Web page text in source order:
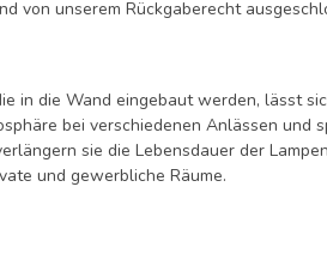
von unserem Rückgaberecht
in die Wand eingebaut werden, lässt
bei verschiedenen Anlässen und
sie die Lebensdauer der
und gewerbliche Räume.